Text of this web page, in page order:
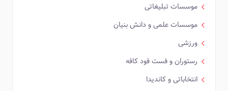
موسسات تبلیغاتی
موسسات علمی و دانش بنیان
ورزشی
رستوران و فست فود کافه
انتخاباتی و کاندیدا